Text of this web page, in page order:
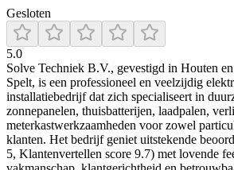
Gesloten
5.0
Solve Techniek B.V., gevestigd in Houten
Spelt, is een professioneel en veelzijdig
installatiebedrijf dat zich specialiseert in
zonnepanelen, thuisbatterijen, laadpalen,
meterkastwerkzaamheden voor zowel
klanten. Het bedrijf geniet uitstekende
5, Klantenvertellen score 9.7) met lovende